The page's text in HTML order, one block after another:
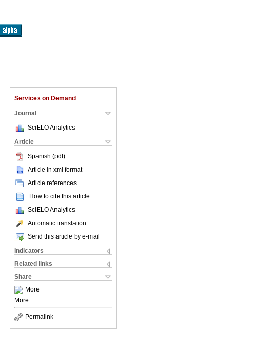
Services on Demand
Journal
SciELO Analytics
Article
Spanish (pdf)
Article in xml format
Article references
How to cite this article
SciELO Analytics
Automatic translation
Send this article by e-mail
Indicators
Related links
Share
More
More
Permalink